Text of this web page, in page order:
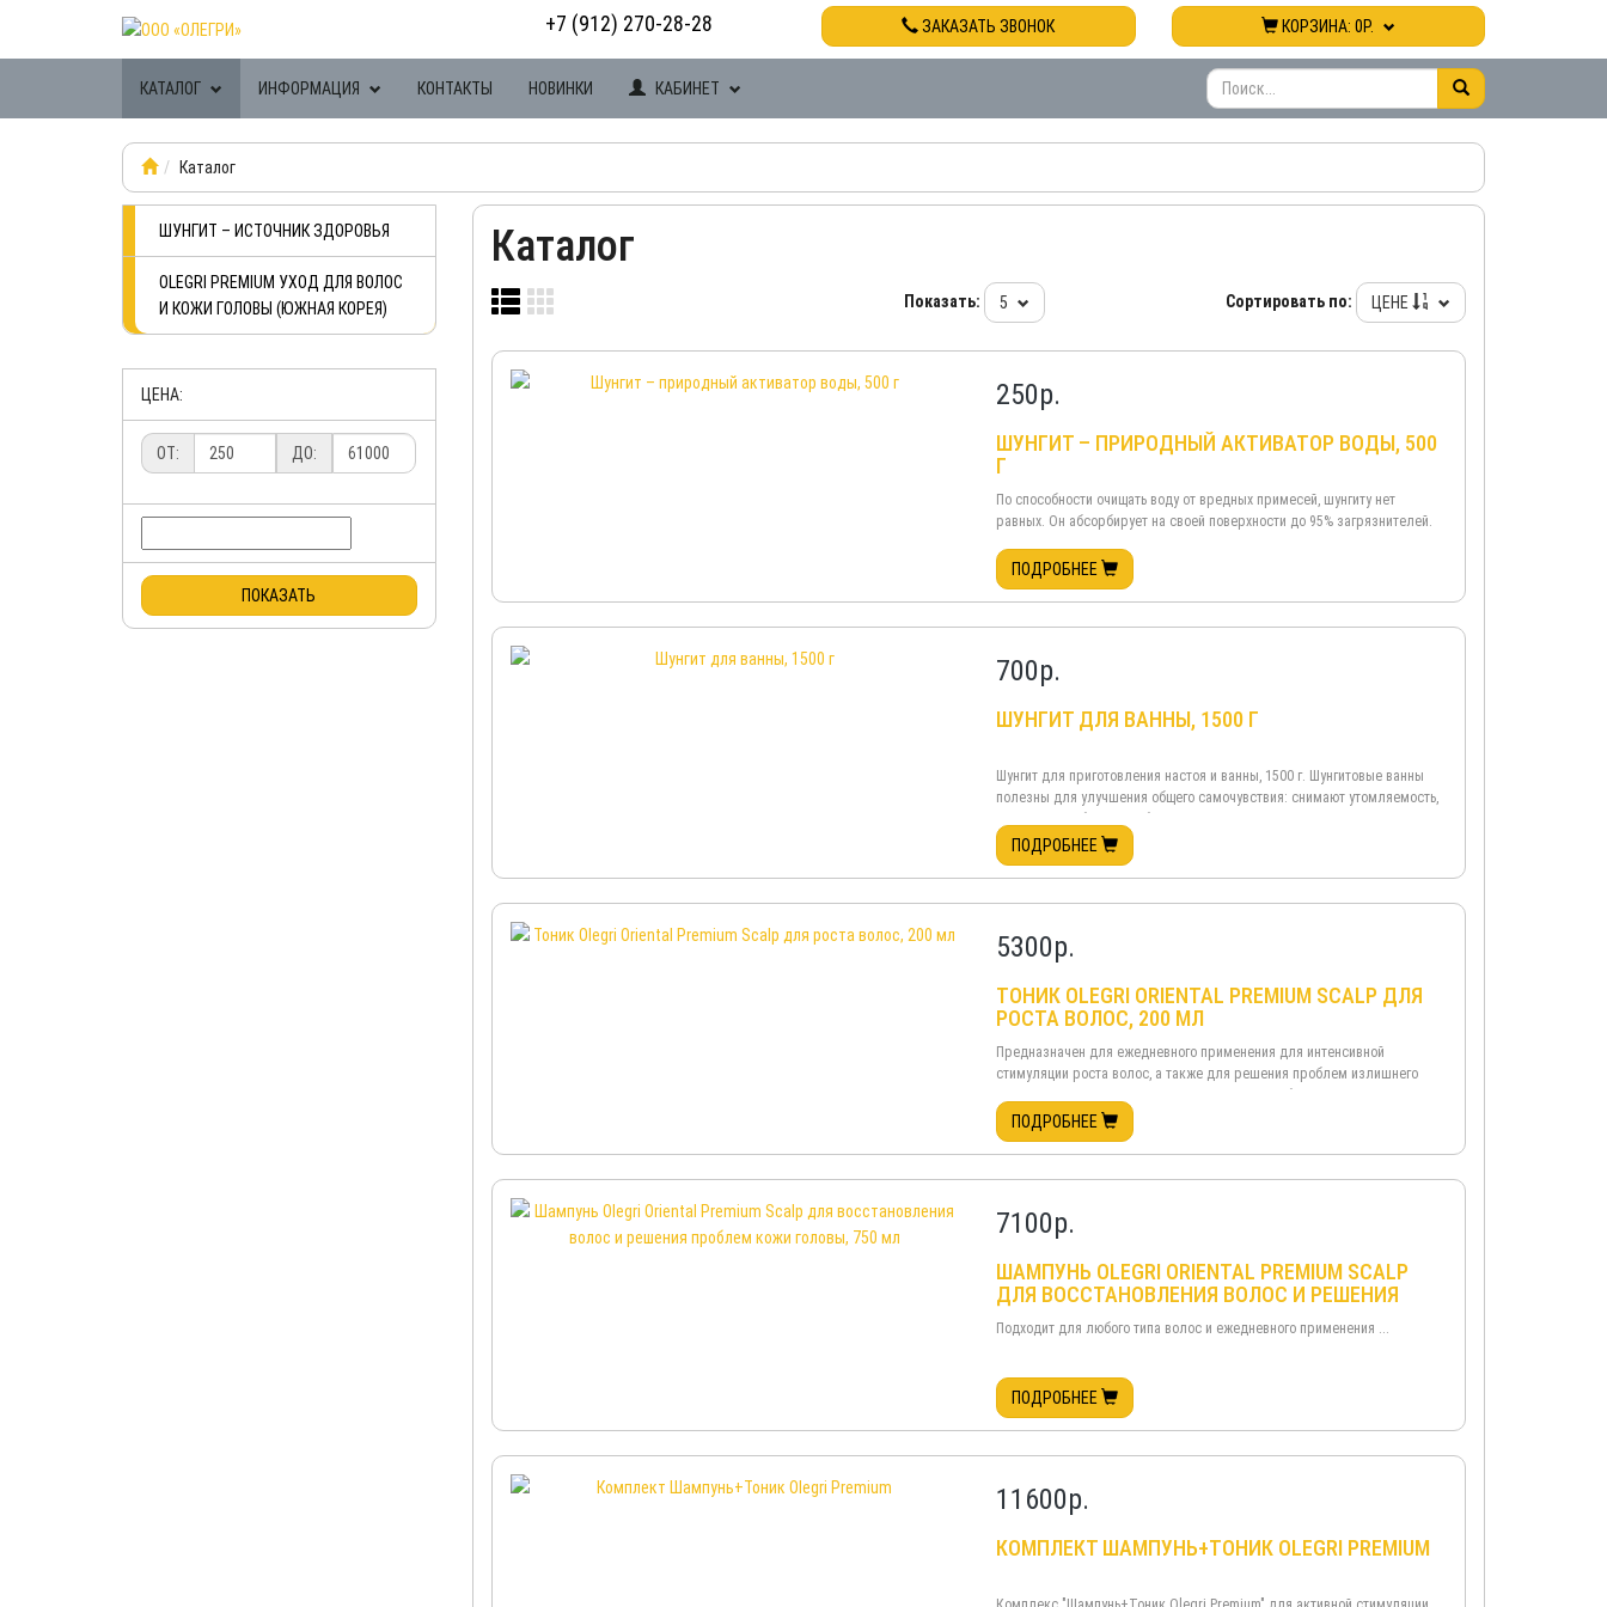
+7 (912) 270-28-28 ЗАКАЗАТЬ ЗВОНОК КОРЗИНА: 0Р.
КАТАЛОГ ИНФОРМАЦИЯ КОНТАКТЫ НОВИНКИ КАБИНЕТ
Каталог
ШУНГИТ – ИСТОЧНИК ЗДОРОВЬЯ
OLEGRI PREMIUM УХОД ДЛЯ ВОЛОС
И КОЖИ ГОЛОВЫ (ЮЖНАЯ КОРЕЯ)
ЦЕНА:
ОТ: ДО:
ПОКАЗАТЬ
Каталог
Показать: 5 Сортировать по: ЦЕНЕ
250р.
ШУНГИТ – ПРИРОДНЫЙ АКТИВАТОР ВОДЫ, 500
Г
По способности очищать воду от вредных примесей, шунгиту нет
равных. Он абсорбирует на своей поверхности до 95% загрязнителей.
водопроводных труб, нитраты и нитриты, пестициды, дигоксины ...
ПОДРОБНЕЕ
700р.
ШУНГИТ ДЛЯ ВАННЫ, 1500 Г
Шунгит для приготовления настоя и ванны, 1500 г. Шунгитовые ванны
полезны для улучшения общего самочувствия: снимают утомляемость,
кровообращение ...
ПОДРОБНЕЕ
5300р.
ТОНИК OLEGRI ORIENTAL PREMIUM SCALP ДЛЯ
РОСТА ВОЛОС, 200 МЛ
Предназначен для ежедневного применения для интенсивной
стимуляции роста волос, а также для решения проблем излишнего
волос. Укрепляет и насыщает питательными веществами волосяные
фолликулы.Препятствует выпадению волос. Нормализует РН баланс
кожи головы ...
ПОДРОБНЕЕ
7100р.
ШАМПУНЬ OLEGRI ORIENTAL PREMIUM SCALP
ДЛЯ ВОССТАНОВЛЕНИЯ ВОЛОС И РЕШЕНИЯ
ПРОБЛЕМ КОЖИ ГОЛОВЫ, 750 МЛ
Подходит для любого типа волос и ежедневного применения ...
ПОДРОБНЕЕ
11600р.
КОМПЛЕКТ ШАМПУНЬ+ТОНИК OLEGRI PREMIUM